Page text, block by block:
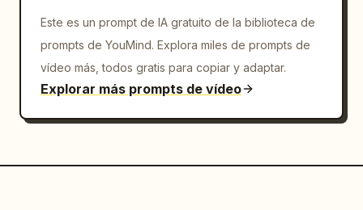
Este es un prompt de IA gratuito de la biblioteca de
prompts de YouMind. Explora miles de prompts de
vídeo más, todos gratis para copiar y adaptar.
Explorar más prompts de vídeo